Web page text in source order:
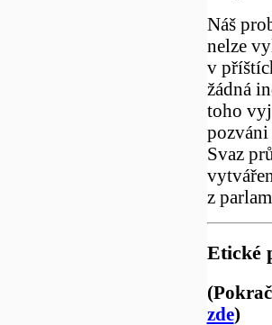
Náš
nelze
v
žádná
toho
Svaz
z
Etické
zde)